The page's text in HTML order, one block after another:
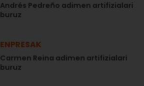
Andrés Pedreño adimen artifizialari
buruz
ENPRESAK
Carmen Reina adimen artifizialari
buruz